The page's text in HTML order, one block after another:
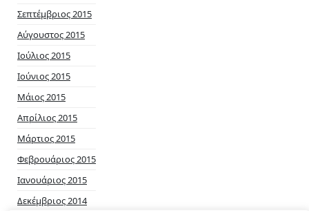
Σεπτέμβριος 2015
Αύγουστος 2015
Ιούλιος 2015
Ιούνιος 2015
Μάιος 2015
Απρίλιος 2015
Μάρτιος 2015
Φεβρουάριος 2015
Ιανουάριος 2015
Δεκέμβριος 2014